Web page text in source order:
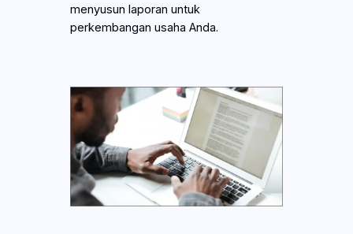
menyusun laporan untuk
perkembangan usaha Anda.